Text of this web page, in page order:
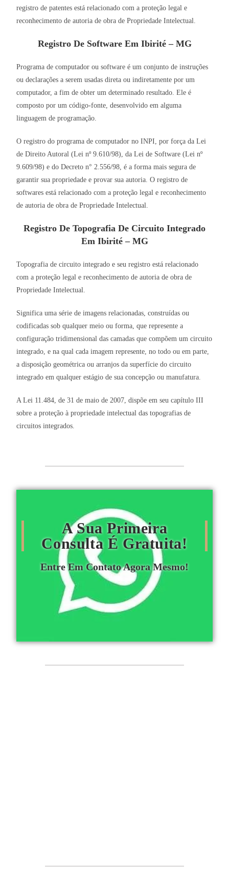
registro de patentes está relacionado com a proteção legal e
reconhecimento de autoria de obra de Propriedade Intelectual.
Registro De Software Em Ibirité – MG
Programa de computador ou software é um conjunto de instruções
ou declarações a serem usadas direta ou indiretamente por um
computador, a fim de obter um determinado resultado. Ele é
composto por um código-fonte, desenvolvido em alguma
linguagem de programação.
O registro do programa de computador no INPI, por força da Lei
de Direito Autoral (Lei nº 9.610/98), da Lei de Software (Lei nº
9.609/98) e do Decreto n° 2.556/98, é a forma mais segura de
garantir sua propriedade e provar sua autoria. O registro de
softwares está relacionado com a proteção legal e reconhecimento
de autoria de obra de Propriedade Intelectual.
Registro De Topografia De Circuito Integrado
Em Ibirité – MG
Topografia de circuito integrado e seu registro está relacionado
com a proteção legal e reconhecimento de autoria de obra de
Propriedade Intelectual.
Significa uma série de imagens relacionadas, construídas ou
codificadas sob qualquer meio ou forma, que represente a
configuração tridimensional das camadas que compõem um circuito
integrado, e na qual cada imagem represente, no todo ou em parte,
a disposição geométrica ou arranjos da superfície do circuito
integrado em qualquer estágio de sua concepção ou manufatura.
A Lei 11.484, de 31 de maio de 2007, dispõe em seu capítulo III
sobre a proteção à propriedade intelectual das topografias de
circuitos integrados.
A Sua Primeira
Consulta É Gratuita!
Entre Em Contato Agora Mesmo!